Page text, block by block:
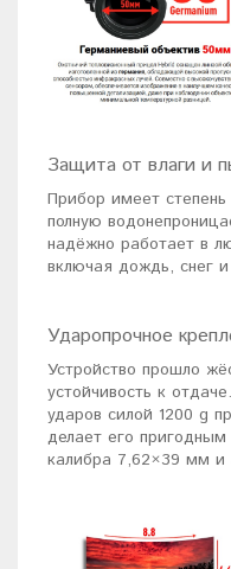
Защита от влаги и
Прибор имеет
полную
надёжно работает в
включая дождь, снег
Ударопрочное
Устройство прошло
устойчивость к
ударов силой 1200 g
делает его
калибра 7,62×39 мм и